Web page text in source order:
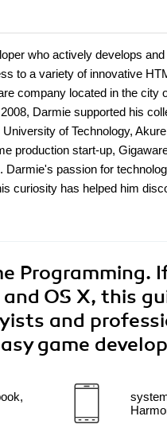
who actively develops
to a variety of innovative
company located in the city
Darmie supported his
of Technology,
production start-up,
passion for
curiosity has helped him
Programming.
OS X, this
and
game